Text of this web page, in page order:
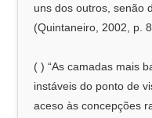
uns dos outros, senão
(Quintaneiro, 2002, p.
( ) “As camadas mais
instáveis do ponto de
aceso às concepções